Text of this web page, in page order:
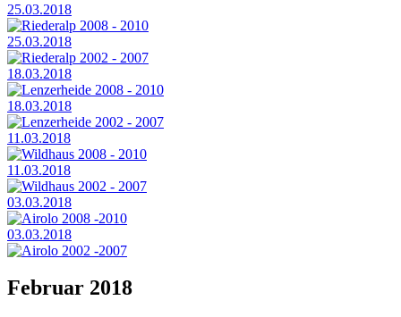
25.03.2018
Riederalp 2008 - 2010
25.03.2018
Riederalp 2002 - 2007
18.03.2018
Lenzerheide 2008 - 2010
18.03.2018
Lenzerheide 2002 - 2007
11.03.2018
Wildhaus 2008 - 2010
11.03.2018
Wildhaus 2002 - 2007
03.03.2018
Airolo 2008 -2010
03.03.2018
Airolo 2002 -2007
Februar 2018